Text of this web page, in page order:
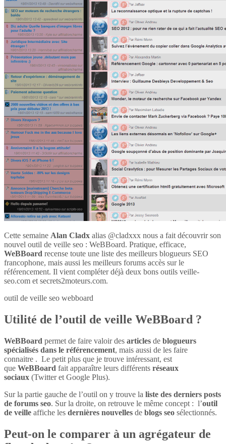
Cette semaine Alan Cladx alias @cladxxx nous a fait découvrir son
nouvel outil de veille seo : WeBBoard. Pratique, efficace,
WeBBoard recense toute une liste des meilleurs blogueurs SEO
francophone, mais aussi les meilleurs forums accès sur le
référencement. Il vient compléter déjà deux bons outils veille-
seo.com et secrets2moteurs.com.
outil de veille seo webboard
Utilité de l’outil de veille WeBBoard ?
WeBBoard permet de faire valoir des articles de blogueurs
spécialisés dans le référencement, mais aussi de les faire
connaitre . Le petit plus que je trouve intéressant, est
que WeBBoard fait apparaître leurs différents réseaux
sociaux (Twitter et Google Plus).
Sur la partie gauche de l’outil on y trouve la liste des derniers posts
de forums seo. Sur la droite, on retrouve le même concept : l’outil
de veille affiche les dernières nouvelles de blogs seo sélectionnés.
Peut-on le comparer à un agrégateur de